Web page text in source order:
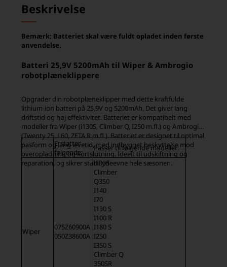
Beskrivelse
Bemærk: Batteriet skal være fuldt opladet inden første
anvendelse.
Batteri 25,9V 5200mAh til Wiper & Ambrogio
robotplæneklippere
Opgrader din robotplæneklipper med dette kraftfulde
lithium-ion batteri på 25,9V og 5200mAh. Det giver lang
driftstid og høj effektivitet. Batteriet er kompatibelt med
modeller fra Wiper (i130S, Climber Q, I250 m.fl.) og Ambrogio
(Twenty 25, L60, ZETA R m.fl.). Batteriet er designet til optimal
pasform og lang levetid, med indbygget beskyttelse mod
overopladning og kortslutning. Ideelt til udskiftning og
reparation, og sikrer stabil ydeevne hele sæsonen.
Erstatter
følgende:
Passer til følgende modeller:
Wiper
075Z60900A
050Z38600A
i130S
Climber
Q350
I140
I70
I130 S
I100 R
I180 S
I250
I350 S
Climber Q
350SR